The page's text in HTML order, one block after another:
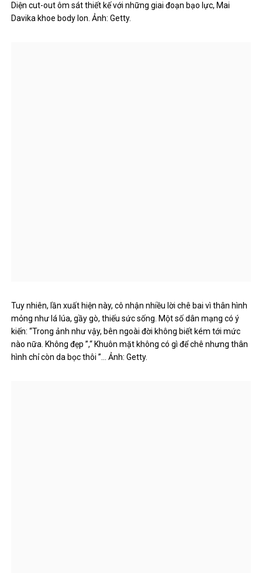
Diện cut-out ôm sát thiết kế với những giai đoạn bạo lực, Mai
Davika khoe body lon. Ảnh: Getty.
Tuy nhiên, lần xuất hiện này, cô nhận nhiều lời chê bai vì thân hình
mỏng như lá lúa, gầy gò, thiếu sức sống. Một số dân mạng có ý
kiến: “Trong ảnh như vậy, bên ngoài đời không biết kém tới mức
nào nữa. Không đẹp ”,“ Khuôn mặt không có gì để chê nhưng thân
hình chỉ còn da bọc thôi ”… Ảnh: Getty.